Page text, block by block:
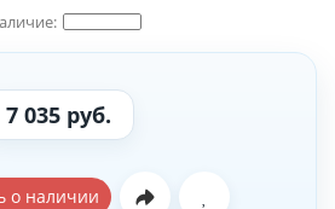
7 035 руб.
о наличии